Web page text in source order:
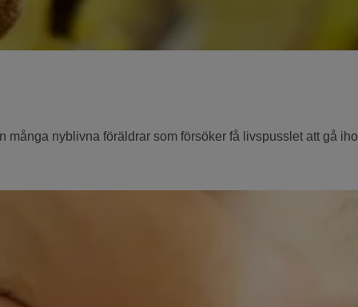
nyblivna föräldrar som försöker få livspusslet att gå